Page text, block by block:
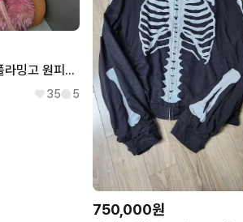
brainhole 도플라밍고 원피스 레진 피규어 판매
35 5
750,000원